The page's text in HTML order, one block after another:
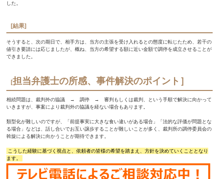
した。
[結果]
そうすると、次の期日で、相手方は、当方の主張を受け入れるとの態度に転じたため、若干の
値引き要請には応じましたが、概ね、当方の希望する額に近い金額で調停を成立させることが
できました。
[担当弁護士の所感、事件解決のポイント］
相続問題は、裁判外の協議 → 調停 → 審判もしくは裁判、という手順で解決に向かって
いきますが、事案により裁判外の協議を経ない場合もあります。
類型化が難しいのですが、「前提事実に大きな食い違いがある場合」「法的な評価が問題とな
る場合」などは、話し合いでお互い譲歩することが難しいことが多く、裁判所の調停委員会の
斡旋による解決に向かうことが期待できます。
こうした経験に基づく視点と、依頼者の皆様の希望を踏まえ、方針を決めていくこととなり
ます。